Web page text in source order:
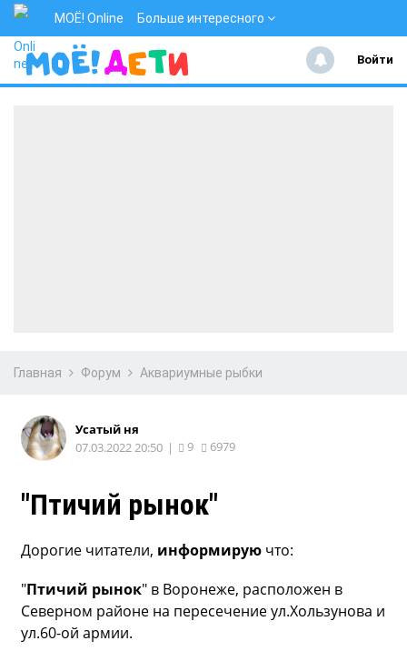
МОЁ! Online Больше интересного
Войти
Главная Форум Аквариумные рыбки
Усатый ня
07.03.2022 20:50 | 9 6979
"Птичий рынок"
Дорогие читатели, информирую что:
"Птичий рынок" в Воронеже, расположен в
Северном районе на пересечение ул.Хользунова и
ул.60-ой армии.